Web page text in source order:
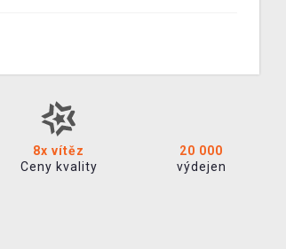
8x vítěz
Ceny kvality
20 000
výdejen